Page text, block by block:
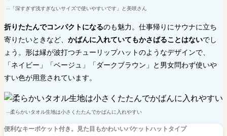
「深すぎず浅すぎないサイズで使いやすいです」と美咲さん
折りたたんでコンパクトになるのも魅力。仕事帰りにサウナに立ち
寄りたいときなど、 かばんに入れていてもかさばることはないでし
ょう。形は縁が波打つチューリップハットのようなデザインで、
「ネイビー」「ベージュ」「ダークブラウン」と男女問わず使いや
すい色が用意されています。
柔らかいタオル生地は小さくたたんでかばんに入れやすい
便利なキーポケット付き。見た目もかわいいバケットハットタイプ